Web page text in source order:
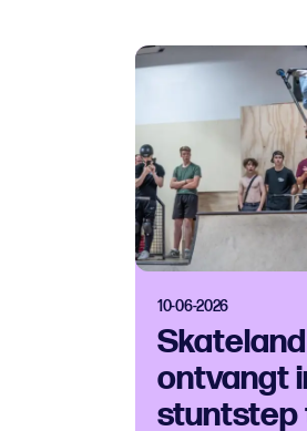
10-06-2026
ontvangt
stuntstep